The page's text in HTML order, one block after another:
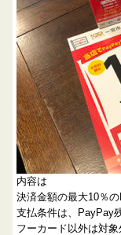
内容は
決済金額の最大10％
支払条件は、PayPay
フーカード以外は対